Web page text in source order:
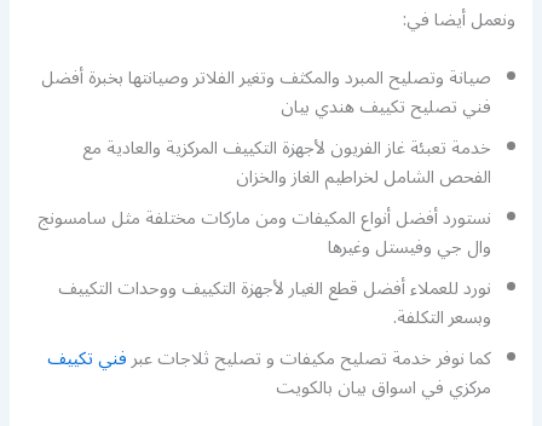
ونعمل أيضا في:
صيانة وتصليح المبرد والمكثف وتغير الفلاتر وصيانتها بخبرة أفضل
فني تصليح تكييف هندي بيان
خدمة تعبئة غاز الفريون لأجهزة التكييف المركزية والعادية مع
الفحص الشامل لخراطيم الغاز والخزان
نستورد أفضل أنواع المكيفات ومن ماركات مختلفة مثل سامسونج
وال جي وفيستل وغيرها
نورد للعملاء أفضل قطع الغيار لأجهزة التكييف ووحدات التكييف
وبسعر التكلفة.
كما نوفر خدمة تصليح مكيفات و تصليح ثلاجات عبرفني تكييف
مركزي في اسواق بيان بالكويت